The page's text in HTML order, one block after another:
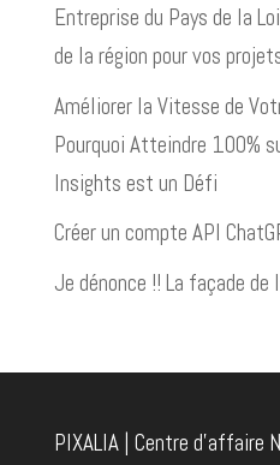
Entreprise du Pays de la
de la région pour vos
Améliorer la Vitesse de
Pourquoi Atteindre 100%
Insights est un Défi
Créer un compte API
Je dénonce !! La façade
PIXALIA | Centre d'affaire